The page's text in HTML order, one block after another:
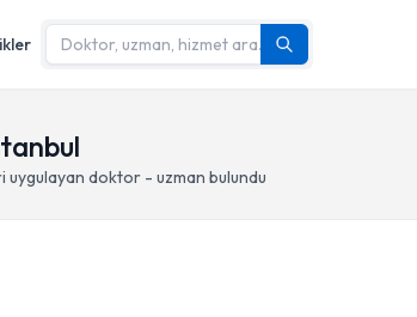
uygulayan doktor - uzman bulundu